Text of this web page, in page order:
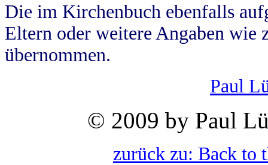
Die im Kirchenbuch ebenfalls
Eltern oder weitere Angaben wie
übernommen.
Paul
© 2009 by Paul
zurück zu: Back to